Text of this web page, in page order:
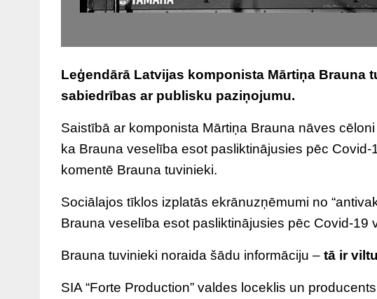
Leģendārā Latvijas komponista Mārtiņa Brauna
sabiedrības ar publisku paziņojumu.
Saistībā ar komponista Mārtiņa Brauna nāves
ka Brauna veselība esot pasliktinājusies pēc
komentē Brauna tuvinieki.
Sociālajos tīklos izplatās ekrānuzņēmumi no
Brauna veselība esot pasliktinājusies pēc Covid-19
Brauna tuvinieki noraida šādu informāciju – tā ir
SIA “Forte Production” valdes loceklis un